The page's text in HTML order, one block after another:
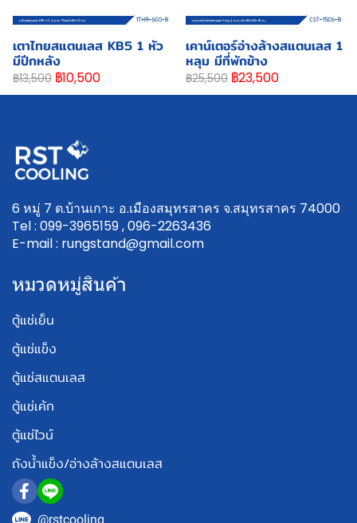
เตาไทยสแตนเลส KB5 1 หัว
มีปีกหลัง
฿13,500 ฿10,500
เคาน์เตอร์อ่างล้างสแตนเลส 1
หลุม มีที่พักข้าง
฿25,500 ฿23,500
6 หมู่ 7 ต.บ้านเกาะ อ.เมืองสมุทรสาคร จ.สมุทรสาคร 74000
Tel : 099-3965159 , 096-2263436
E-mail : rungstand@gmail.com
หมวดหมู่สินค้า
ตู้แช่เย็น
ตู้แช่แข็ง
ตู้แช่สแตนเลส
ตู้แช่เค้ก
ตู้แช่ไวน์
ถังน้ำแข็ง/อ่างล้างสแตนเลส
@rstcooling